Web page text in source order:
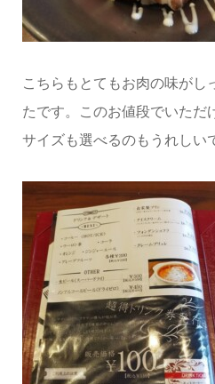
こちらもとてもお肉の味がし
たです。このお値段でいただ
サイズも選べるのもうれしい